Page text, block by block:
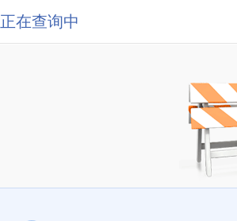
正在查询中